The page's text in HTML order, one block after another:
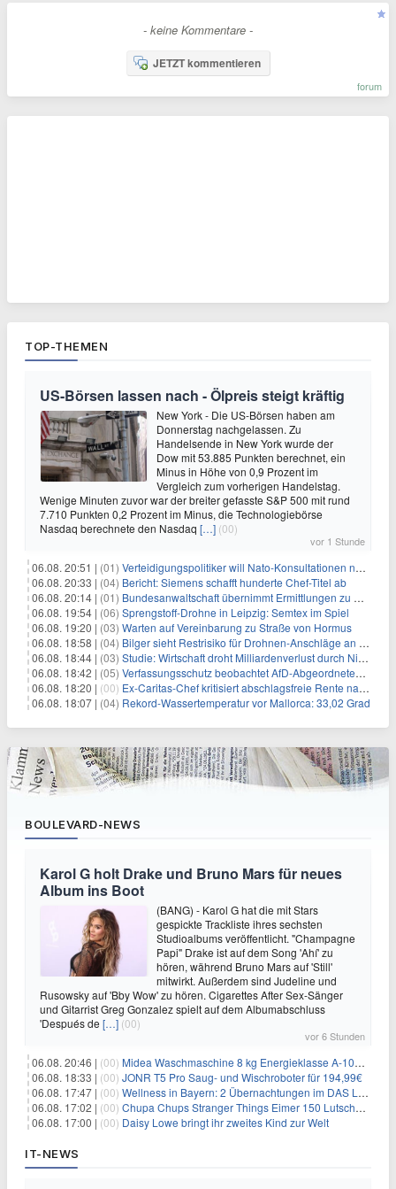
- keine Kommentare -
JETZT kommentieren
forum
TOP-THEMEN
US-Börsen lassen nach - Ölpreis steigt kräftig
New York - Die US-Börsen haben am
Donnerstag nachgelassen. Zu
Handelsende in New York wurde der
Dow mit 53.885 Punkten berechnet, ein
Minus in Höhe von 0,9 Prozent im
Vergleich zum vorherigen Handelstag.
Wenige Minuten zuvor war der breiter gefasste S&P 500 mit rund
7.710 Punkten 0,2 Prozent im Minus, die Technologiebörse
Nasdaq berechnete den Nasdaq […] (00)
vor 1 Stunde
06.08. 20:51 | (01) Verteidigungspolitiker will Nato-Konsultationen nach Drohnenfund
06.08. 20:33 | (04) Bericht: Siemens schafft hunderte Chef-Titel ab
06.08. 20:14 | (01) Bundesanwaltschaft übernimmt Ermittlungen zu Drohnenvorfall
06.08. 19:54 | (06) Sprengstoff-Drohne in Leipzig: Semtex im Spiel
06.08. 19:20 | (03) Warten auf Vereinbarung zu Straße von Hormus
06.08. 18:58 | (04) Bilger sieht Restrisiko für Drohnen-Anschläge an Flughäfen
06.08. 18:44 | (03) Studie: Wirtschaft droht Milliardenverlust durch Niedrigwasser
06.08. 18:42 | (05) Verfassungsschutz beobachtet AfD-Abgeordneten Nolte
06.08. 18:20 | (00) Ex-Caritas-Chef kritisiert abschlagsfreie Rente nach 45 Jahren
06.08. 18:07 | (04) Rekord-Wassertemperatur vor Mallorca: 33,02 Grad
BOULEVARD-NEWS
Karol G holt Drake und Bruno Mars für neues
Album ins Boot
(BANG) - Karol G hat die mit Stars
gespickte Trackliste ihres sechsten
Studioalbums veröffentlicht. "Champagne
Papi" Drake ist auf dem Song 'Ahí' zu
hören, während Bruno Mars auf 'Still'
mitwirkt. Außerdem sind Judeline und
Rusowsky auf 'Bby Wow' zu hören. Cigarettes After Sex-Sänger
und Gitarrist Greg Gonzalez spielt auf dem Albumabschluss
'Después de […] (00)
vor 6 Stunden
06.08. 20:46 | (00) Midea Waschmaschine 8 kg Energieklasse A-10% 1400 U/Min für 289,97€
06.08. 18:33 | (00) JONR T5 Pro Saug- und Wischroboter für 194,99€
06.08. 17:47 | (00) Wellness in Bayern: 2 Übernachtungen im DAS LUDWIG Sports Resort inkl. HP + Wellness ab 174€ p.P.
06.08. 17:02 | (00) Chupa Chups Stranger Things Eimer 150 Lutscher für 21,95€
06.08. 17:00 | (00) Daisy Lowe bringt ihr zweites Kind zur Welt
IT-NEWS